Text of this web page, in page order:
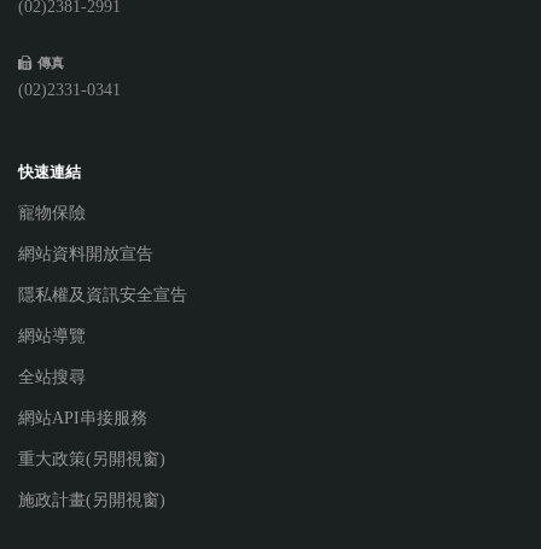
(02)2381-2991
傳真
(02)2331-0341
快速連結
寵物保險
網站資料開放宣告
隱私權及資訊安全宣告
網站導覽
全站搜尋
網站API串接服務
重大政策(另開視窗)
施政計畫(另開視窗)